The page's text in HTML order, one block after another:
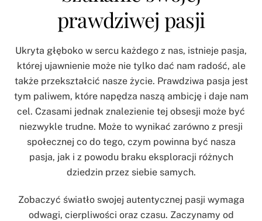
prawdziwej pasji
Ukryta głęboko w sercu każdego z nas, istnieje pasja,
której ujawnienie może nie tylko dać nam radość, ale
także przekształcić nasze życie. Prawdziwa pasja jest
tym paliwem, które napędza naszą ambicję i daje nam
cel. Czasami jednak znalezienie tej obsesji może być
niezwykle trudne. Może to wynikać zarówno z presji
społecznej co do tego, czym powinna być nasza
pasja, jak i z powodu braku eksploracji różnych
dziedzin przez siebie samych.
Zobaczyć światło swojej autentycznej pasji wymaga
odwagi, cierpliwości oraz czasu. Zaczynamy od